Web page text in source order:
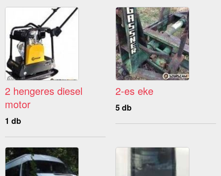
2 hengeres diesel
motor
1 db
2-es eke
5 db